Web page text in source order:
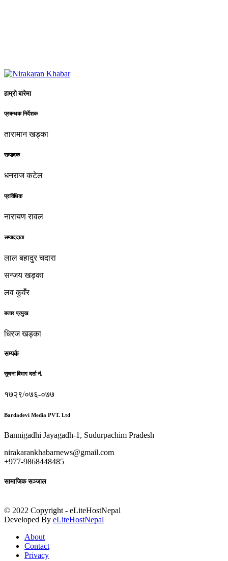
हाम्रो बारेमा
प्रबन्धक निर्देशक
तारामान खड्का
सम्पादक
धनराज कटेल
प्राविधिक
नारायण रावल
सम्वाददाता
लाल बहादुर चदारा
सन्जय खड्का
लव कुवँर
बजार प्रमुख
धिरज खड्का
सम्पर्क
सुचना बिभाग दर्ता नं.
१७२९/०७६-०७७
Bardadevi Media PVT. Ltd
Bannigadhi Jayagadh-1, Sudurpachim Pradesh
nirakarankhabarnews@gmail.com
+977-9868448485
सामाजिक सञ्जाल
© 2022 Copyright - eLiteHostNepal
Developed By eLiteHostNepal
About
Contact
Privacy